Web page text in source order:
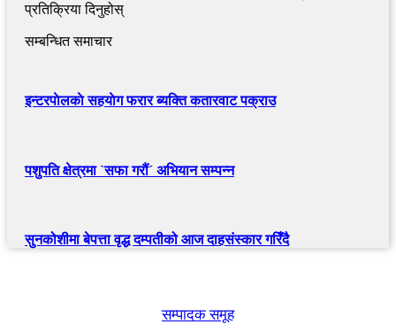
प्रतिक्रिया दिनुहोस्
सम्बन्धित समाचार
इन्टरपाेलकाे सहयाेग फरार ब्यक्ति कतारवाट पक्राउ
पशुपति क्षेत्रमा `सफा गरौं´ अभियान सम्पन्न
सुनकोशीमा बेपत्ता वृद्ध दम्पतीको आज दाहसंस्कार गरिँदै
सम्पादक समूह